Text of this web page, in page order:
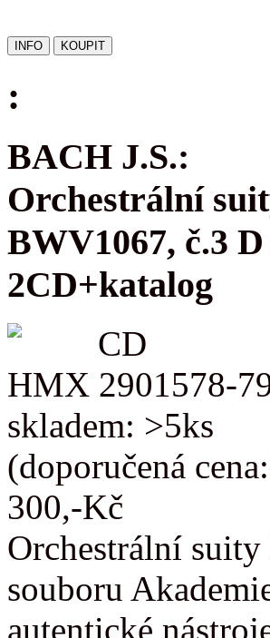
:
BACH J.S.:
Orchestrální
BWV1067, č.3
2CD+katalog
CD
HMX 2901578-
skladem: >5ks
(doporučená
300,-Kč
Orchestrální
souboru
autentické